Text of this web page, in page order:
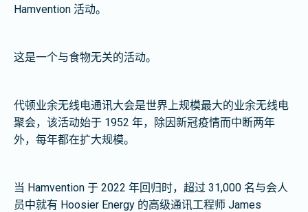
Hamvention 活动。
这是一个与食物无关的活动。
代顿业余无线电通讯大会是世界上规模最大的业余无线电
聚会，该活动始于 1952 年，除因新冠疫情而中断两年
外，每年都在扩大规模。
当 Hamvention 于 2022 年回归时，超过 31,000 名与会人
员中就有 Hoosier Energy 的高级通讯工程师 James